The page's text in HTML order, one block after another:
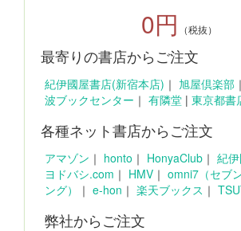
0円 （税抜）
最寄りの書店からご注文
紀伊國屋書店(新宿本店) ｜ 旭屋倶楽部 ｜
波ブックセンター ｜ 有隣堂 | 東京都書
各種ネット書店からご注文
アマゾン ｜ honto ｜ HonyaClub ｜ 紀
ヨドバシ.com ｜ HMV ｜ omni7（セブ
ング）
｜ e-hon ｜ 楽天ブックス ｜
弊社からご注文